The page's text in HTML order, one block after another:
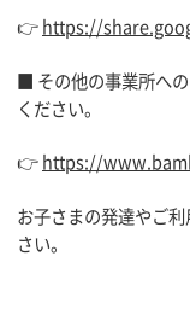
👉https://
■ その他の事業所へ
ください。
👉https://
お子さまの発達やご
さい。